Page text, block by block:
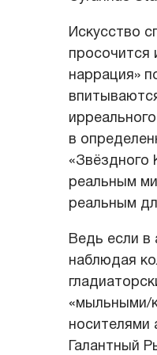
Искусство
просочится
наррация»
в
«Звёздного
реальным
реальным
Ведь если в
наблюдая
«мыльными/
носителями
Галантный